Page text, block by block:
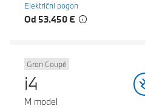
Električni pogon
Od 53.450 €
Gran Coupé
i4
M model